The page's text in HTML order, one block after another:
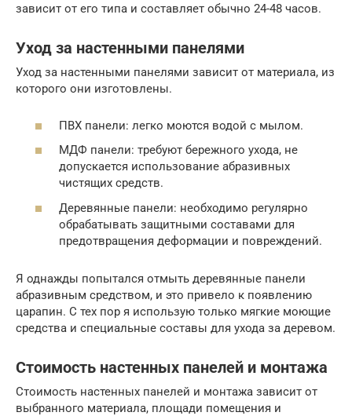
зависит от его типа и составляет обычно 24-48 часов.
Уход за настенными панелями
Уход за настенными панелями зависит от материала, из
которого они изготовлены.
ПВХ панели: легко моются водой с мылом.
МДФ панели: требуют бережного ухода, не
допускается использование абразивных
чистящих средств.
Деревянные панели: необходимо регулярно
обрабатывать защитными составами для
предотвращения деформации и повреждений.
Я однажды попытался отмыть деревянные панели
абразивным средством, и это привело к появлению
царапин. С тех пор я использую только мягкие моющие
средства и специальные составы для ухода за деревом.
Стоимость настенных панелей и монтажа
Стоимость настенных панелей и монтажа зависит от
выбранного материала, площади помещения и